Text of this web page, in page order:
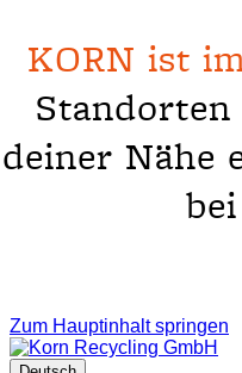
KORN ist
deiner Nähe